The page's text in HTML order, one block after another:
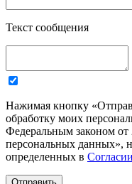
Текст сообщения
Нажимая кнопку
обработку моих
Федеральным законом
персональных данных»,
определенных в